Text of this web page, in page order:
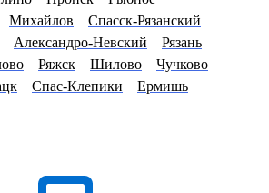
Михайлов
Спасск-Рязанский
Александро-Невский
Рязань
Ряжск Шилово
Чучково
Спас-Клепики Ермишь